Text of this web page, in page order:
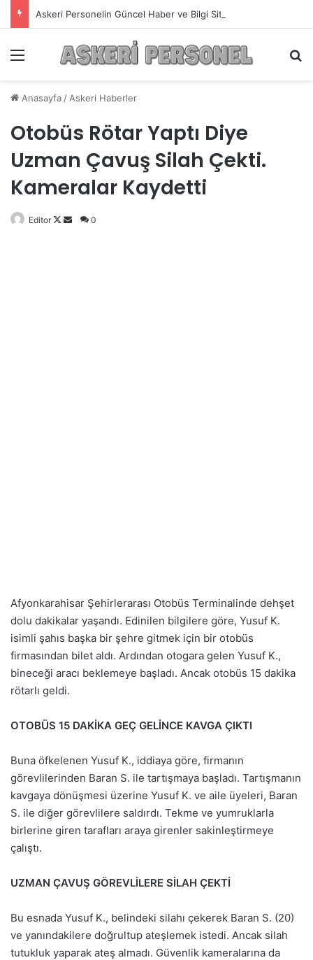
Askeri Personelin Güncel Haber ve Bilgi Sitesi.
Anasayfa / Askeri Haberler
Otobüs Rötar Yaptı Diye
Uzman Çavuş Silah Çekti.
Kameralar Kaydetti
Editor
Follow
Bir
0
Afyonkarahisar Şehirlerarası Otobüs Terminalinde dehşet
dolu dakikalar yaşandı. Edinilen bilgilere göre, Yusuf K.
isimli şahıs başka bir şehre gitmek için bir otobüs
firmasından bilet aldı. Ardından otogara gelen Yusuf K.,
bineceği aracı beklemeye başladı. Ancak otobüs 15 dakika
rötarlı geldi.
OTOBÜS 15 DAKİKA GEÇ GELİNCE KAVGA ÇIKTI
Buna öfkelenen Yusuf K., iddiaya göre, firmanın
görevlilerinden Baran S. ile tartışmaya başladı. Tartışmanın
kavgaya dönüşmesi üzerine Yusuf K. ve aile üyeleri, Baran
S. ile diğer görevlilere saldırdı. Tekme ve yumruklarla
birlerine giren tarafları araya girenler sakinleştirmeye
çalıştı.
UZMAN ÇAVUŞ GÖREVLİLERE SİLAH ÇEKTİ
Bu esnada Yusuf K., belindeki silahı çekerek Baran S. (20)
ve yanındakilere doğrultup ateşlemek istedi. Ancak silah
tutukluk yaparak ateş almadı. Güvenlik kameralarına da